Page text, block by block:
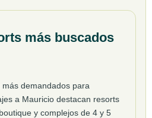
más buscados
demandados para
a Mauricio destacan resorts
y complejos de 4 y 5